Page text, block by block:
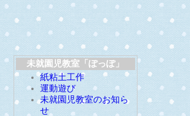
未就園児教室「ぽっぽ」
紙粘土工作
運動遊び
未就園児教室のお知ら
せ